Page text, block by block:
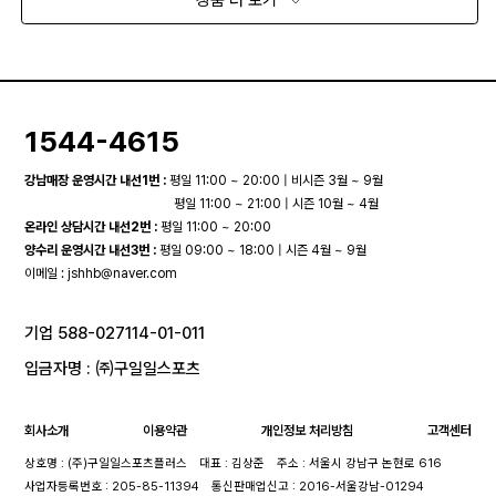
1544-4615
강남매장 운영시간 내선1번 : 평일 11:00 ~ 20:00 | 비시즌 3월 ~ 9월
평일 11:00 ~ 21:00 | 시즌 10월 ~ 4월
온라인 상담시간 내선2번 : 평일 11:00 ~ 20:00
양수리 운영시간 내선3번 : 평일 09:00 ~ 18:00 | 시즌 4월 ~ 9월
이메일 :jshhb@naver.com
기업 588-027114-01-011
입금자명 : ㈜구일일스포츠
회사소개 이용약관 개인정보 처리방침 고객센터
상호명 : (주)구일일스포츠플러스 대표 : 김상준
주소 : 서울시 강남구 논현로 616
사업자등록번호 : 205-85-11394
통신판매업신고 : 2016-서울강남-01294